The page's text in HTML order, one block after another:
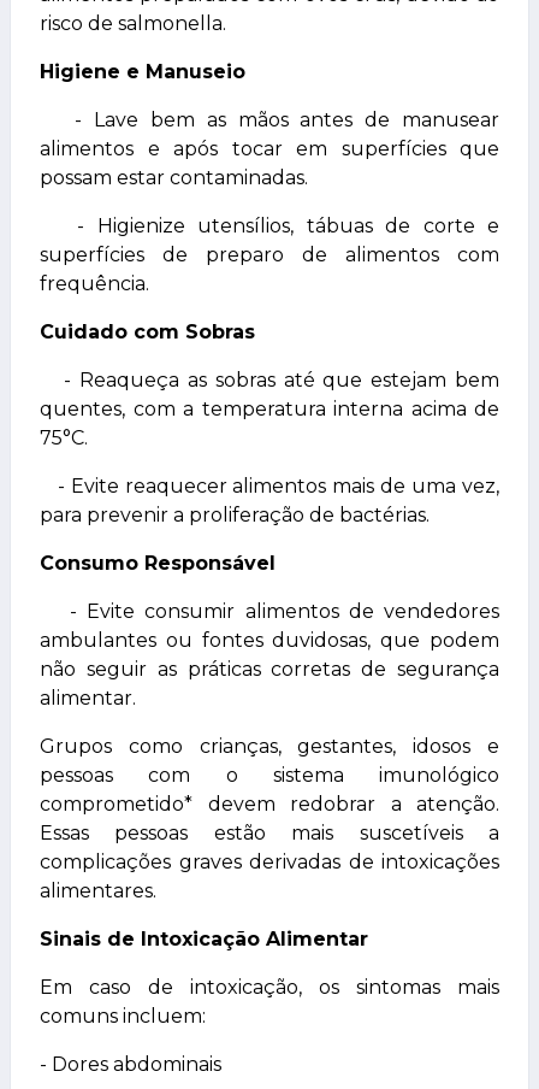
risco de salmonella.
Higiene e Manuseio
- Lave bem as mãos antes de manusear
alimentos e após tocar em superfícies que
possam estar contaminadas.
- Higienize utensílios, tábuas de corte e
superfícies de preparo de alimentos com
frequência.
Cuidado com Sobras
- Reaqueça as sobras até que estejam bem
quentes, com a temperatura interna acima de
75°C.
- Evite reaquecer alimentos mais de uma vez,
para prevenir a proliferação de bactérias.
Consumo Responsável
- Evite consumir alimentos de vendedores
ambulantes ou fontes duvidosas, que podem
não seguir as práticas corretas de segurança
alimentar.
Grupos como crianças, gestantes, idosos e
pessoas com o sistema imunológico
comprometido* devem redobrar a atenção.
Essas pessoas estão mais suscetíveis a
complicações graves derivadas de intoxicações
alimentares.
Sinais de Intoxicação Alimentar
Em caso de intoxicação, os sintomas mais
comuns incluem:
- Dores abdominais